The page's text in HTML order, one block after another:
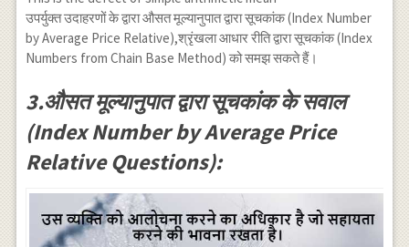
उपर्युक्त उदाहरणों के द्वारा औसत मूल्यानुपात द्वारा सूचकांक (Index Number
by Average Price Relative),श्रृंखला आधार रीति द्वारा सूचकांक (Index
Numbers from Chain Base Method) को समझ सकते हैं।
3.औसत मूल्यानुपात द्वारा सूचकांक के सवाल
(Index Number by Average Price
Relative Questions):